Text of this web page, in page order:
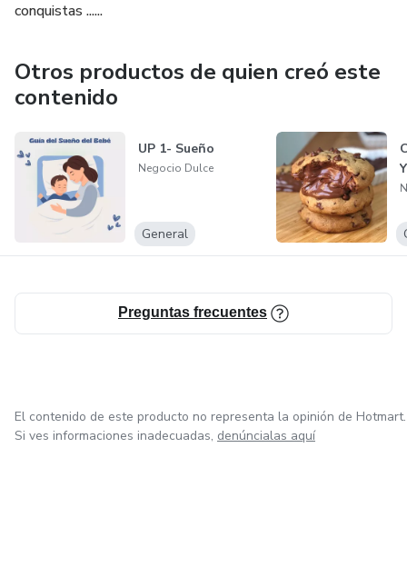
conquistas ......
Otros productos de quien creó este
contenido
UP 1- Sueño
Negocio Dulce
General
Preguntas frecuentes
El contenido de este producto no representa la opinión de Hotmart.
Si ves informaciones inadecuadas, denúncialas aquí